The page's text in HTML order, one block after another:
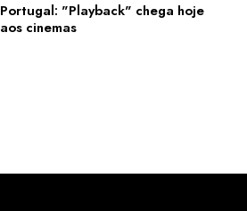
Portugal: "Playback" chega hoje
aos cinemas